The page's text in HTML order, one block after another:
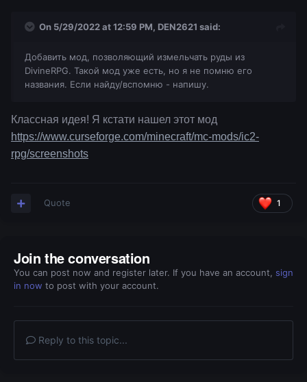
On 5/29/2022 at 12:59 PM, DEN2621 said:
Добавить мод, позволяющий измельчать руды из
DivineRPG. Такой мод уже есть, но я не помню его
названия. Если найду/вспомню - напишу.
Классная идея! Я кстати нашел этот мод
https://www.curseforge.com/minecraft/mc-mods/ic2-
rpg/screenshots
1
Quote
Join the conversation
You can post now and register later. If you have an account, sign
in now to post with your account.
Reply to this topic...